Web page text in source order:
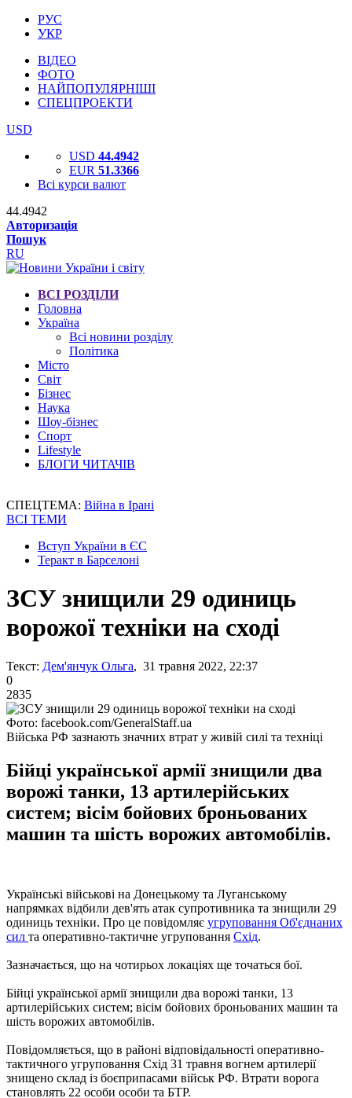
РУС
УКР
ВІДЕО
ФОТО
НАЙПОПУЛЯРНІШІ
СПЕЦПРОЕКТИ
USD
USD 44.4942
EUR 51.3366
Всі курси валют
44.4942
Авторизація
Пошук
RU
ВСІ РОЗДІЛИ
Головна
Україна
Всі новини розділу
Політика
Місто
Світ
Бізнес
Наука
Шоу-бізнес
Спорт
Lifestyle
БЛОГИ ЧИТАЧІВ
СПЕЦТЕМА: Війна в Ірані
ВСІ ТЕМИ
Вступ України в ЄС
Теракт в Барселоні
ЗСУ знищили 29 одиниць
ворожої техніки на сході
Текст: Дем'янчук Ольга, 31 травня 2022, 22:37
0
2835
Фото: facebook.com/GeneralStaff.ua
Війська РФ зазнають значних втрат у живій силі та техніці
Бійці української армії знищили два
ворожі танки, 13 артилерійських
систем; вісім бойових броньованих
машин та шість ворожих автомобілів.
Українські військові на Донецькому та Луганському
напрямках відбили дев'ять атак супротивника та знищили 29
одиниць техніки. Про це повідомляє угруповання Об'єднаних
сил та оперативно-тактичне угруповання Схід.
Зазначається, що на чотирьох локаціях ще точаться бої.
Бійці української армії знищили два ворожі танки, 13
артилерійських систем; вісім бойових броньованих машин та
шість ворожих автомобілів.
Повідомляється, що в районі відповідальності оперативно-
тактичного угруповання Схід 31 травня вогнем артилерії
знищено склад із боєприпасами військ РФ. Втрати ворога
становлять 22 особи особи та БТР.